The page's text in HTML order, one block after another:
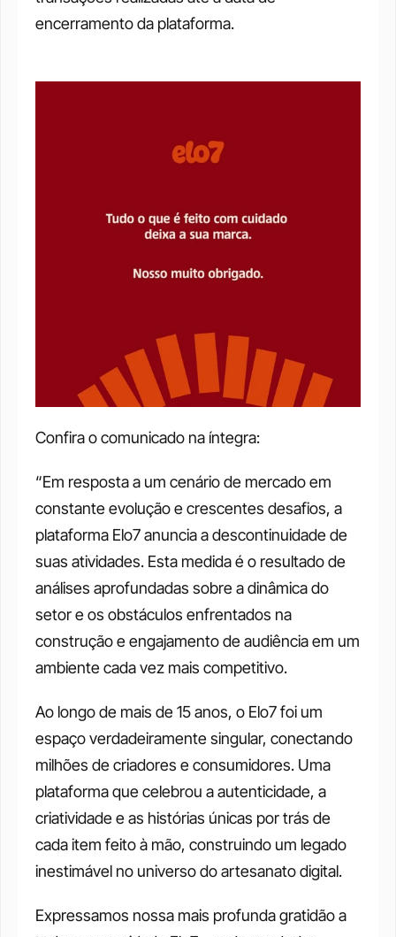
encerramento da plataforma.
Confira o comunicado na íntegra:
“Em resposta a um cenário de mercado em
constante evolução e crescentes desafios, a
plataforma Elo7 anuncia a descontinuidade de
suas atividades. Esta medida é o resultado de
análises aprofundadas sobre a dinâmica do
setor e os obstáculos enfrentados na
construção e engajamento de audiência em um
ambiente cada vez mais competitivo.
Ao longo de mais de 15 anos, o Elo7 foi um
espaço verdadeiramente singular, conectando
milhões de criadores e consumidores. Uma
plataforma que celebrou a autenticidade, a
criatividade e as histórias únicas por trás de
cada item feito à mão, construindo um legado
inestimável no universo do artesanato digital.
Expressamos nossa mais profunda gratidão a